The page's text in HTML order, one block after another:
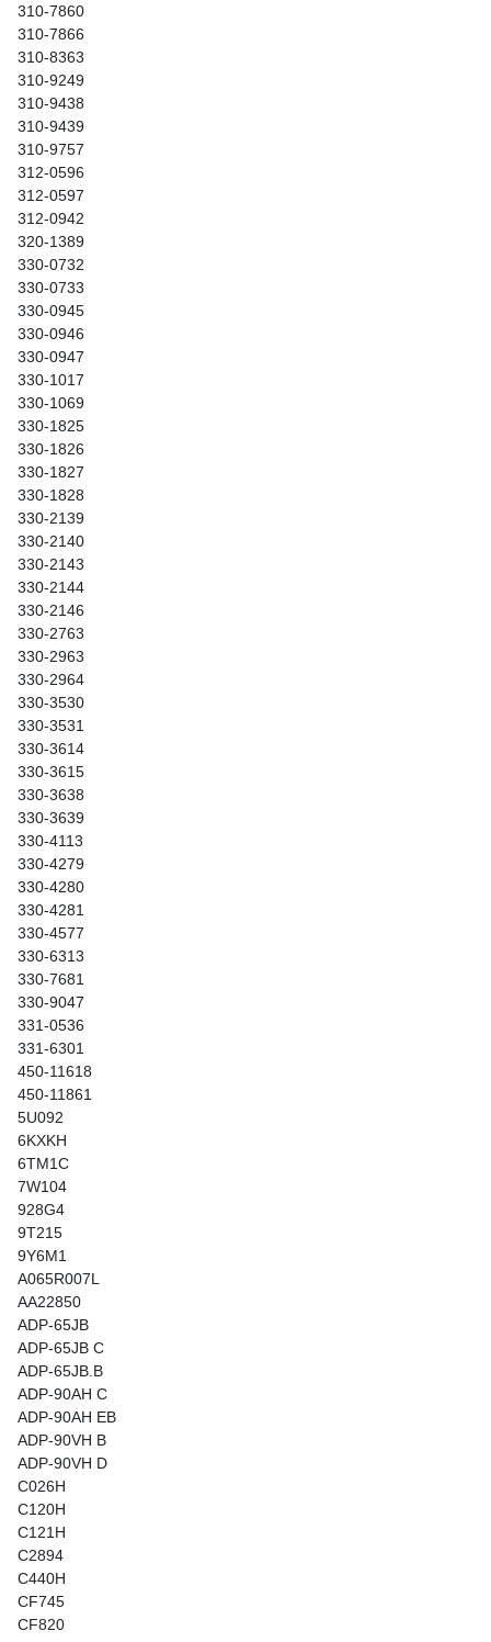
310-7860
310-7866
310-8363
310-9249
310-9438
310-9439
310-9757
312-0596
312-0597
312-0942
320-1389
330-0732
330-0733
330-0945
330-0946
330-0947
330-1017
330-1069
330-1825
330-1826
330-1827
330-1828
330-2139
330-2140
330-2143
330-2144
330-2146
330-2763
330-2963
330-2964
330-3530
330-3531
330-3614
330-3615
330-3638
330-3639
330-4113
330-4279
330-4280
330-4281
330-4577
330-6313
330-7681
330-9047
331-0536
331-6301
450-11618
450-11861
5U092
6KXKH
6TM1C
7W104
928G4
9T215
9Y6M1
A065R007L
AA22850
ADP-65JB
ADP-65JB C
ADP-65JB.B
ADP-90AH C
ADP-90AH EB
ADP-90VH B
ADP-90VH D
C026H
C120H
C121H
C2894
C440H
CF745
CF820